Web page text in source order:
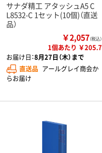
サナダ精工 アタッシュA5 C
L8532-C 1セット(10個)（直送
品）
￥2,057（税込）
1個あたり ￥205.7
お届け日：8月27日（木）まで
直送品 アールグレイ商会か
らお届け